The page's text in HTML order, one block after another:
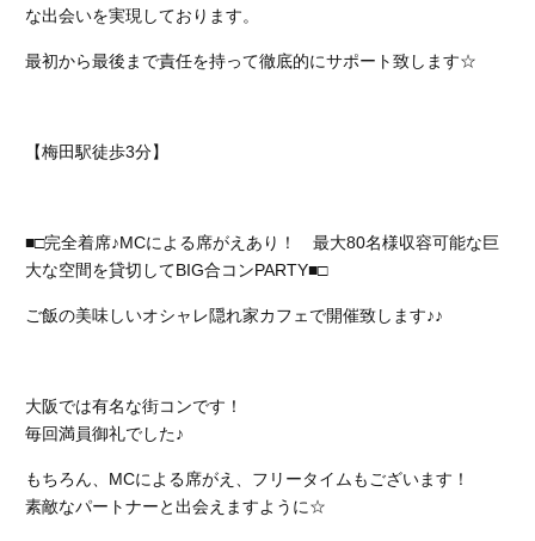
な出会いを実現しております。
最初から最後まで責任を持って徹底的にサポート致します☆
【梅田駅徒歩3分】
■□完全着席♪MCによる席がえあり！ 最大80名様収容可能な巨
大な空間を貸切してBIG合コンPARTY■□
ご飯の美味しいオシャレ隠れ家カフェで開催致します♪♪
大阪では有名な街コンです！
毎回満員御礼でした♪
もちろん、MCによる席がえ、フリータイムもございます！
素敵なパートナーと出会えますように☆